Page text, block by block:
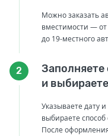
Можно заказать
вместимости —
до 19-местного
2
Заполняете
и
Указываете дату
выбираете
После